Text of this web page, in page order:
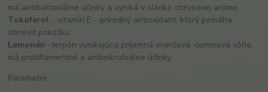
má antibakteriálne účinky a vyniká v sladko citrusovej aróme.
Tokoferol - vitamín E - prírodný antioxidant, ktorý pomáha
obnoviť pokožku.
Lemonén -terpén vynikajúca príjemná oranžová -lemmová vôňa,
má protiflamentné a antimikrobiálne účinky.
Parametre: